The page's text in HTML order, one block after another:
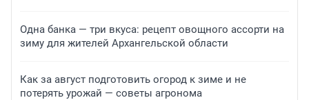
Одна банка — три вкуса: рецепт овощного ассорти на
зиму для жителей Архангельской области
Как за август подготовить огород к зиме и не
потерять урожай — советы агронома